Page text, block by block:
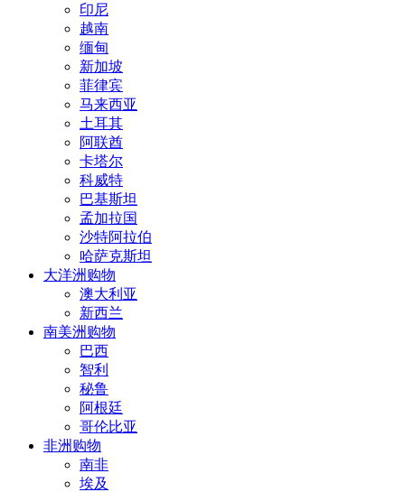
印尼
越南
缅甸
新加坡
菲律宾
马来西亚
土耳其
阿联酋
卡塔尔
科威特
巴基斯坦
孟加拉国
沙特阿拉伯
哈萨克斯坦
大洋洲购物
澳大利亚
新西兰
南美洲购物
巴西
智利
秘鲁
阿根廷
哥伦比亚
非洲购物
南非
埃及